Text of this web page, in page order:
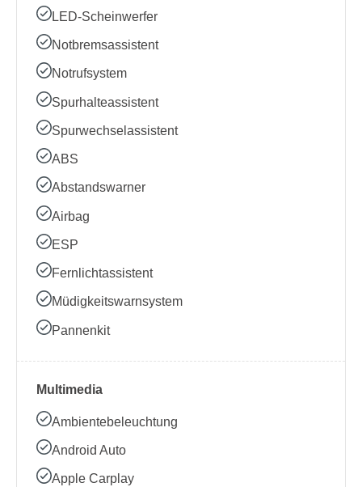
LED-Scheinwerfer
Notbremsassistent
Notrufsystem
Spurhalteassistent
Spurwechselassistent
ABS
Abstandswarner
Airbag
ESP
Fernlichtassistent
Müdigkeitswarnsystem
Pannenkit
Multimedia
Ambientebeleuchtung
Android Auto
Apple Carplay